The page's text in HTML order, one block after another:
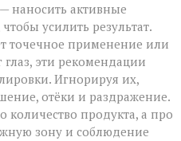
наносить активные
усилить результат.
точечное применение или
глаз, эти рекомендации
Игнорируя их,
отёки и раздражение.
продукта, а про
зону и соблюдение